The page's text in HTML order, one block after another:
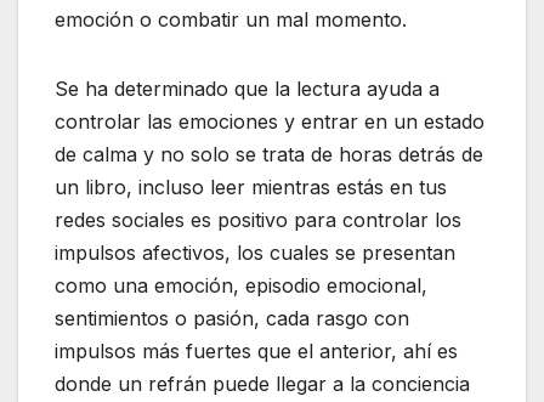
emoción o combatir un mal momento.
Se ha determinado que la lectura ayuda a
controlar las emociones y entrar en un estado
de calma y no solo se trata de horas detrás de
un libro, incluso leer mientras estás en tus
redes sociales es positivo para controlar los
impulsos afectivos, los cuales se presentan
como una emoción, episodio emocional,
sentimientos o pasión, cada rasgo con
impulsos más fuertes que el anterior, ahí es
donde un refrán puede llegar a la conciencia